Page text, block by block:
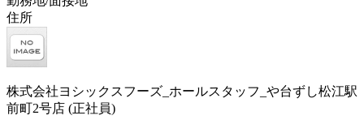
住所
株式会社ヨシックスフーズ_ホールスタッフ_や台ずし松江駅
前町2号店 (正社員)